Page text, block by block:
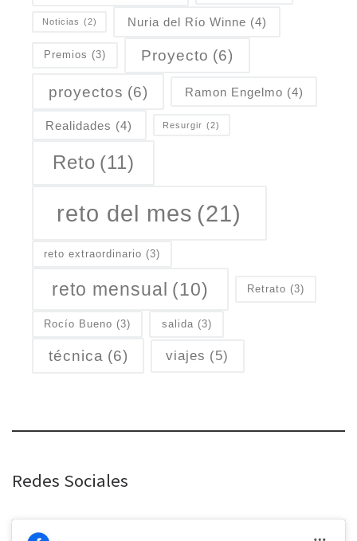
Noticias (2) Nuria del Río Winne (4)
Premios (3) Proyecto (6)
proyectos (6) Ramon Engelmo (4)
Realidades (4) Resurgir (2)
Reto (11)
reto del mes (21)
reto extraordinario (3)
reto mensual (10) Retrato (3)
Rocío Bueno (3) salida (3)
técnica (6) viajes (5)
Redes Sociales